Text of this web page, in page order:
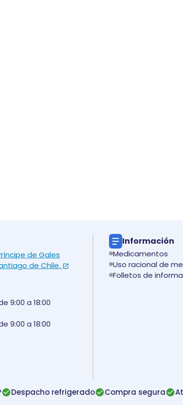
de Gales
de Chile.
9:00 a 18:00
9:00 a 18:00
Información
Medicamentos
Uso racional de
Folletos de
Despacho refrigerado Compra segura